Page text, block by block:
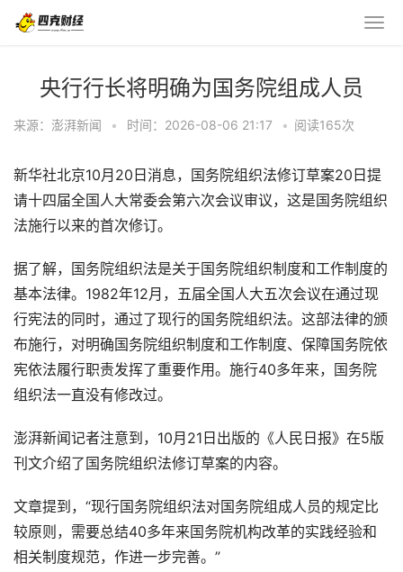
央行行长将明确为国务院组成人员
来源：澎湃新闻 • 时间：2026-08-06 21:17 • 阅读165次
新华社北京10月20日消息，国务院组织法修订草案20日提
请十四届全国人大常委会第六次会议审议，这是国务院组织
法施行以来的首次修订。
据了解，国务院组织法是关于国务院组织制度和工作制度的
基本法律。1982年12月，五届全国人大五次会议在通过现
行宪法的同时，通过了现行的国务院组织法。这部法律的颁
布施行，对明确国务院组织制度和工作制度、保障国务院依
宪依法履行职责发挥了重要作用。施行40多年来，国务院
组织法一直没有修改过。
澎湃新闻记者注意到，10月21日出版的《人民日报》在5版
刊文介绍了国务院组织法修订草案的内容。
文章提到，“现行国务院组织法对国务院组成人员的规定比
较原则，需要总结40多年来国务院机构改革的实践经验和
相关制度规范，作进一步完善。”